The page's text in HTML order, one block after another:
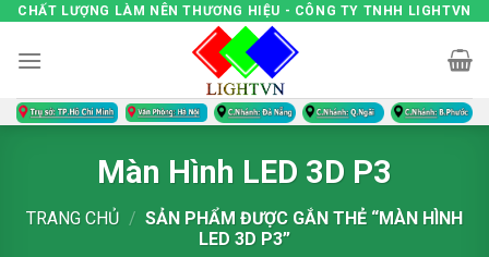
Skip
content
CHẤT LƯỢNG LÀM NÊN THƯƠNG HIỆU - CÔNG TY TNHH LIGHTVN
Màn Hình LED 3D P3
TRANG CHỦ / SẢN PHẨM ĐƯỢC GẮN THẺ “MÀN HÌNH
LED 3D P3”